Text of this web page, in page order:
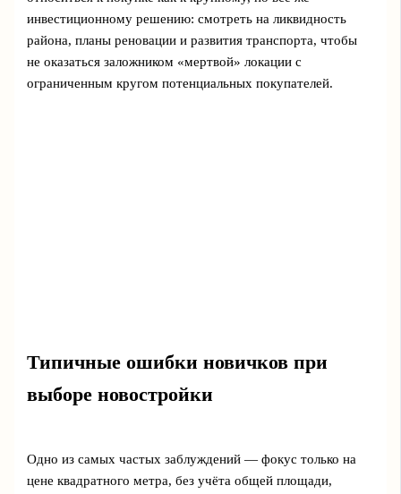
инвестиционному решению: смотреть на ликвидность
района, планы реновации и развития транспорта, чтобы
не оказаться заложником «мертвой» локации с
ограниченным кругом потенциальных покупателей.
Типичные ошибки новичков при
выборе новостройки
Одно из самых частых заблуждений — фокус только на
цене квадратного метра, без учёта общей площади,